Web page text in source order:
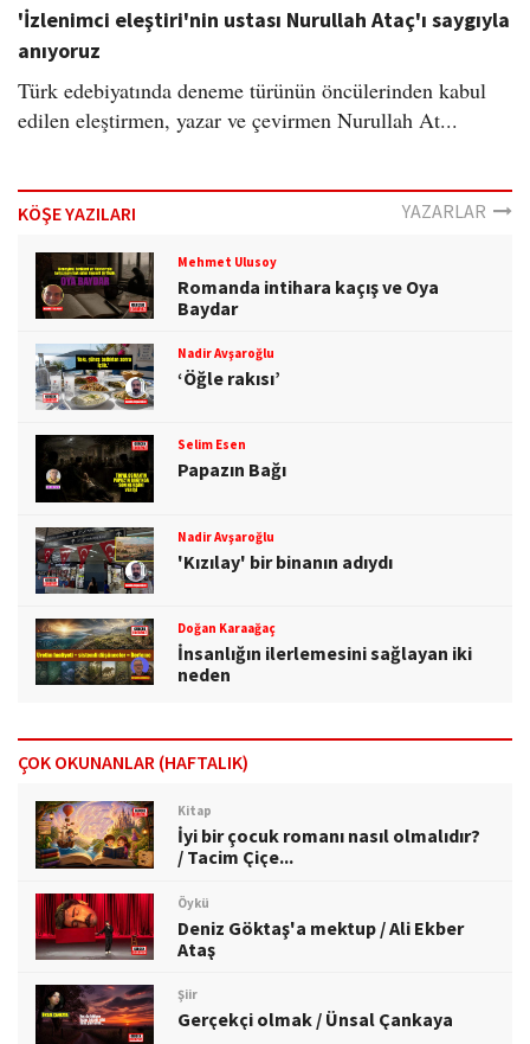
'İzlenimci eleştiri'nin ustası Nurullah Ataç'ı saygıyla
anıyoruz
Türk edebiyatında deneme türünün öncülerinden kabul
edilen eleştirmen, yazar ve çevirmen Nurullah At...
KÖŞE YAZILARI YAZARLAR
Mehmet Ulusoy
Romanda intihara kaçış ve Oya
Baydar
Nadir Avşaroğlu
‘Öğle rakısı’
Selim Esen
Papazın Bağı
Nadir Avşaroğlu
'Kızılay' bir binanın adıydı
Doğan Karaağaç
İnsanlığın ilerlemesini sağlayan iki
neden
ÇOK OKUNANLAR (HAFTALIK)
Kitap
İyi bir çocuk romanı nasıl olmalıdır?
/ Tacim Çiçe...
Öykü
Deniz Göktaş'a mektup / Ali Ekber
Ataş
Şiir
Gerçekçi olmak / Ünsal Çankaya